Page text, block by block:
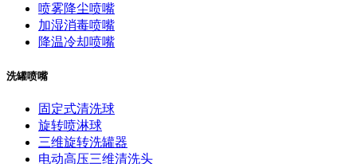
喷雾降尘喷嘴
加湿消毒喷嘴
降温冷却喷嘴
洗罐喷嘴
固定式清洗球
旋转喷淋球
三维旋转洗罐器
电动高压三维清洗头